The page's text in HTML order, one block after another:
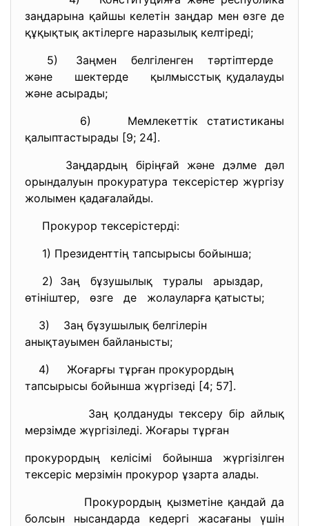
заңдарына қайшы келетін заңдар мен өзге де
құқықтық актілерге наразылық келтіреді;
5) Заңмен белгіленген тәртіптерде
және шектерде қылмысстық қудалауды
және асырады;
6) Мемлекеттік статистиканы
қалыптастырады [9; 24].
Заңдардың біріңғай және дэлме дәл
орындалуын прокуратура тексерістер жүргізу
жолымен қадағалайды.
Прокурор тексерістерді:
1) Президенттің тапсырысы бойынша;
2) Заң бұзушылық туралы арыздар,
өтініштер, өзге де жолауларға қатысты;
3) Заң бұзушылық белгілерін
анықтауымен байланысты;
4) Жоғарғы тұрған прокурордың
тапсырысы бойынша жүргізеді [4; 57].
Заң қолдануды тексеру бір айлық
мерзімде жүргізіледі. Жоғары тұрған
прокурордың келісімі бойынша жүргізілген
тексеріс мерзімін прокурор ұзарта алады.
Прокурордың қызметіне қандай да
болсын нысандарда кедергі жасағаны үшін